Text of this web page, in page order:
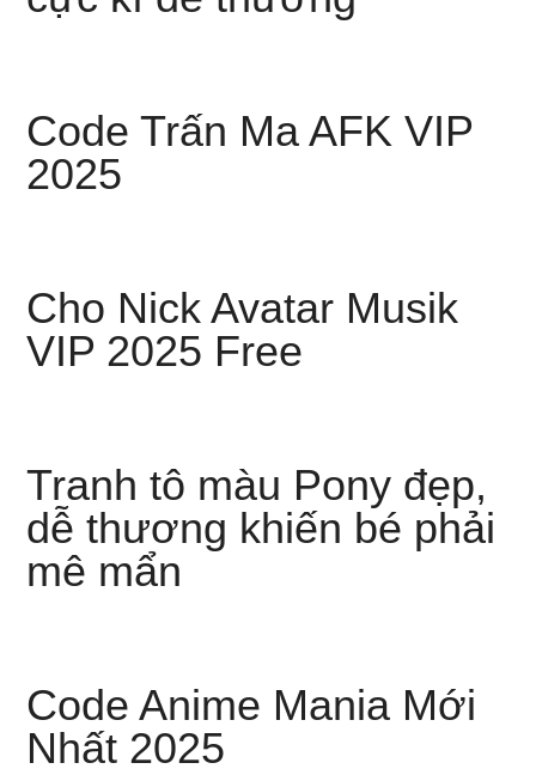
Code Trấn Ma AFK VIP
2025
Cho Nick Avatar Musik
VIP 2025 Free
Tranh tô màu Pony đẹp,
dễ thương khiến bé phải
mê mẩn
Code Anime Mania Mới
Nhất 2025